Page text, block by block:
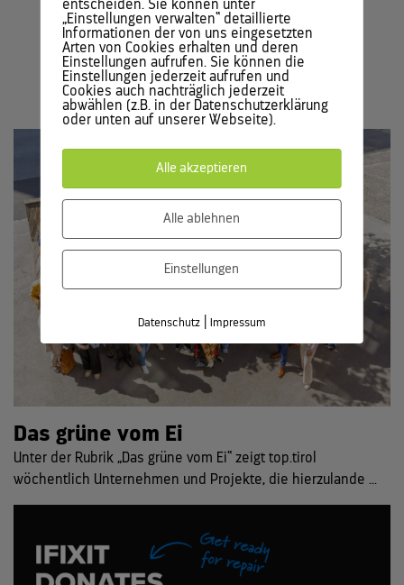
Weitere Artikel
Das grüne vom Ei
Unter der Rubrik „Das grüne vom Ei“ zeigt top.tirol
wöchentlich Unternehmen und Projekte, die hierzulande ...
entscheiden. Sie können unter
„Einstellungen verwalten“ detaillierte
Informationen der von uns eingesetzten
Arten von Cookies erhalten und deren
Einstellungen aufrufen. Sie können die
Einstellungen jederzeit aufrufen und
Cookies auch nachträglich jederzeit
abwählen (z.B. in der Datenschutzerklärung
oder unten auf unserer Webseite).
Alle akzeptieren
Alle ablehnen
Einstellungen
Datenschutz| Impressum